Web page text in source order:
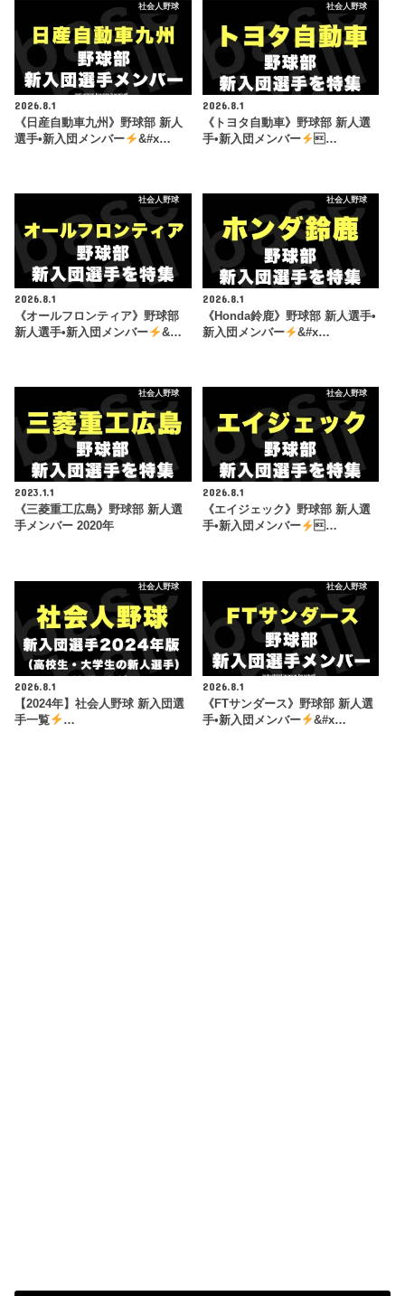
社会人野球
2026.8.1
《日産自動車九州》野球部 新人
選手•新入団メンバー
&#x…
社会人野球
2026.8.1
《トヨタ自動車》野球部 新人選
手•新入団メンバー
…
社会人野球
2026.8.1
《オールフロンティア》野球部
新人選手•新入団メンバー
&…
社会人野球
2026.8.1
《Honda鈴鹿》野球部 新人選手•
新入団メンバー
&#x…
社会人野球
2023.1.1
《三菱重工広島》野球部 新人選
手メンバー 2020年
社会人野球
2026.8.1
《エイジェック》野球部 新人選
手•新入団メンバー
…
社会人野球
2026.8.1
【2024年】社会人野球 新入団選
手一覧
…
社会人野球
2026.8.1
《FTサンダース》野球部 新人選
手•新入団メンバー
&#x…